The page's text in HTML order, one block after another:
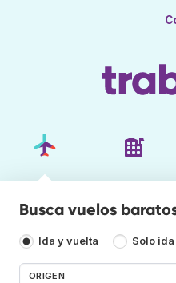
Busca vuelos
Ida y vuelta Solo ida
ORIGEN